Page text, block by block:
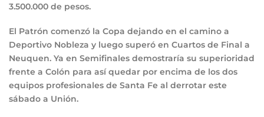
3.500.000 de pesos.
El Patrón comenzó la Copa dejando en el camino a
Deportivo Nobleza y luego superó en Cuartos de Final a
Neuquen. Ya en Semifinales demostraría su superioridad
frente a Colón para así quedar por encima de los dos
equipos profesionales de Santa Fe al derrotar este
sábado a Unión.